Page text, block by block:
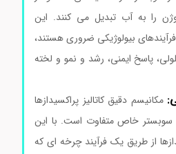
به آب تبدیل می کنند. این
بیولوژیکی ضروری هستند،
پاسخ ایمنی، رشد و نمو و لخته
دقیق کاتالیز پراکسیدازها
خاص متفاوت است. با این
از طریق یک فرآیند چرخه ای که